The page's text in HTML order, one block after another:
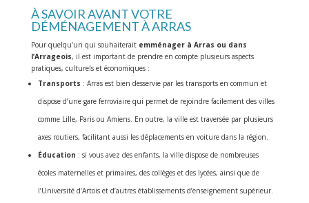
À SAVOIR AVANT VOTRE
DÉMÉNAGEMENT À ARRAS
Pour quelqu’un qui souhaiterait emménager à Arras ou dans
l’Arrageois, il est important de prendre en compte plusieurs aspects
pratiques, culturels et économiques :
Transports : Arras est bien desservie par les transports en commun et
dispose d’une gare ferroviaire qui permet de rejoindre facilement des villes
comme Lille, Paris ou Amiens. En outre, la ville est traversée par plusieurs
axes routiers, facilitant aussi les déplacements en voiture dans la région.
Éducation : si vous avez des enfants, la ville dispose de nombreuses
écoles maternelles et primaires, des collèges et des lycées, ainsi que de
l’Université d’Artois et d’autres établissements d’enseignement supérieur.